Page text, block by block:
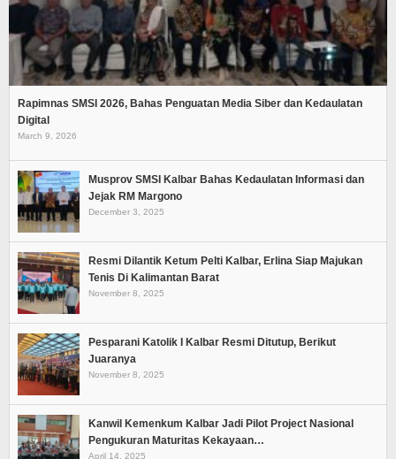
Rapimnas SMSI 2026, Bahas Penguatan Media Siber dan Kedaulatan
Digital
March 9, 2026
Musprov SMSI Kalbar Bahas Kedaulatan Informasi dan
Jejak RM Margono
December 3, 2025
Resmi Dilantik Ketum Pelti Kalbar, Erlina Siap Majukan
Tenis Di Kalimantan Barat
November 8, 2025
Pesparani Katolik I Kalbar Resmi Ditutup, Berikut
Juaranya
November 8, 2025
Kanwil Kemenkum Kalbar Jadi Pilot Project Nasional
Pengukuran Maturitas Kekayaan…
April 14, 2025